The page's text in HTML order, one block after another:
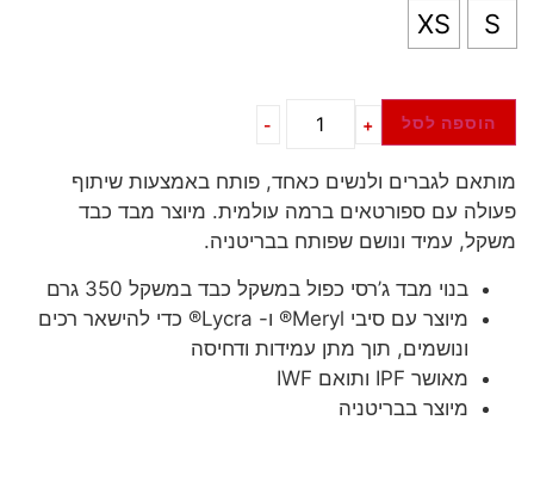
S
XS
+
- הוספה לסל
מותאם לגברים ולנשים כאחד, פותח באמצעות שיתוף
פעולה עם ספורטאים ברמה עולמית. מיוצר מבד כבד
משקל, עמיד ונושם שפותח בבריטניה.
בנוי מבד ג’רסי כפול במשקל כבד במשקל 350 גרם
מיוצר עם סיבי Meryl® ו- Lycra® כדי להישאר רכים
ונושמים, תוך מתן עמידות ודחיסה
מאושר IPF ותואם IWF
מיוצר בבריטניה